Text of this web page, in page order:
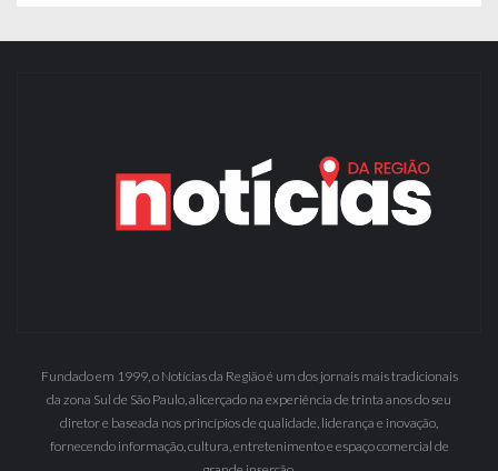
Fundado em 1999, o Notícias da Região é um dos jornais mais tradicionais
da zona Sul de São Paulo, alicerçado na experiência de trinta anos do seu
diretor e baseada nos princípios de qualidade, liderança e inovação,
fornecendo informação, cultura, entretenimento e espaço comercial de